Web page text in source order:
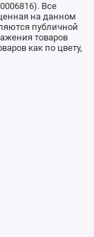
Все
на данном
публичной
товаров
как по цвету,